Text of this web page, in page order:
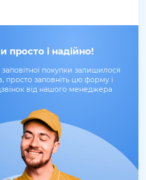
просто і надійно!
покупки залишилося
просто заповніть цю форму і
від нашого менеджера